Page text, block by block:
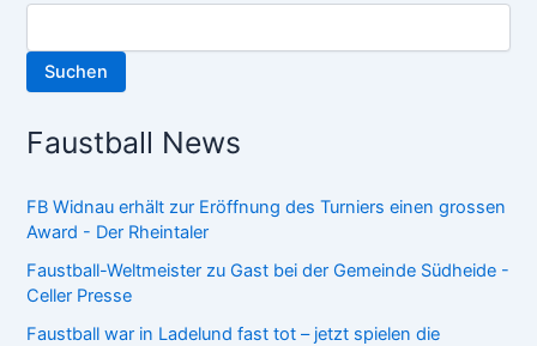
Suchen
Faustball News
FB Widnau erhält zur Eröffnung des Turniers einen grossen
Award - Der Rheintaler
Faustball-Weltmeister zu Gast bei der Gemeinde Südheide -
Celler Presse
Faustball war in Ladelund fast tot – jetzt spielen die